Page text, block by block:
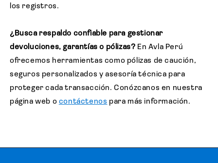
los registros.
¿Busca respaldo confiable para gestionar
devoluciones, garantías o pólizas? En Avla Perú
ofrecemos herramientas como pólizas de caución,
seguros personalizados y asesoría técnica para
proteger cada transacción. Conózcanos en nuestra
página web o contáctenos para más información.